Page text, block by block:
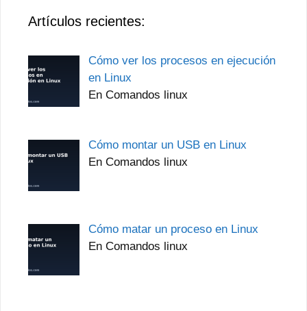
Artículos recientes:
Cómo ver los procesos en ejecución
en Linux
En Comandos linux
Cómo montar un USB en Linux
En Comandos linux
Cómo matar un proceso en Linux
En Comandos linux